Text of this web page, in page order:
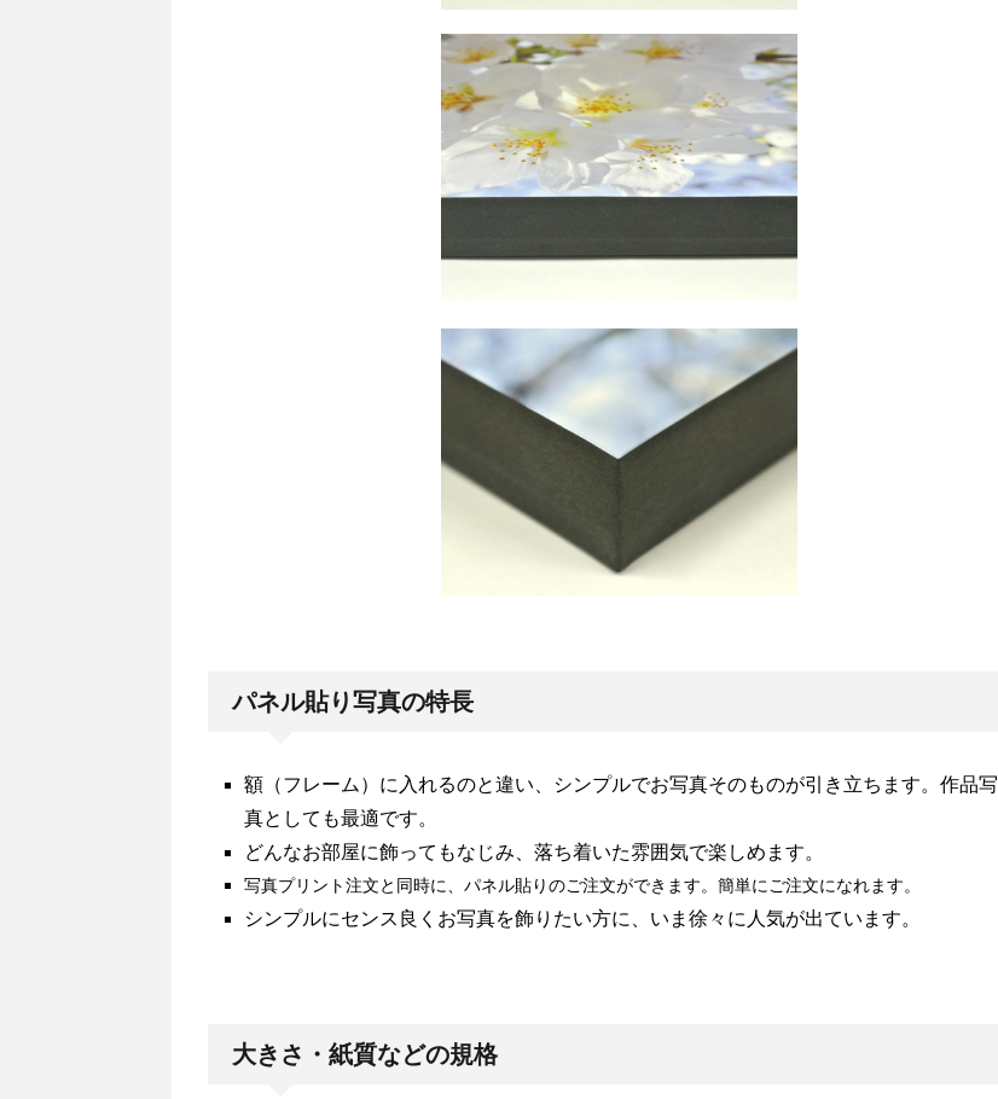
パネル貼り写真の特長
額（フレーム）に入れるのと違い、シンプルでお写真そのものが引き立ちます。作品写
真としても最適です。
どんなお部屋に飾ってもなじみ、落ち着いた雰囲気で楽しめます。
写真プリント注文と同時に、パネル貼りのご注文ができます。簡単にご注文になれます。
シンプルにセンス良くお写真を飾りたい方に、いま徐々に人気が出ています。
大きさ・紙質などの規格